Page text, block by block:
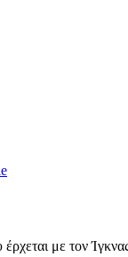
με τον